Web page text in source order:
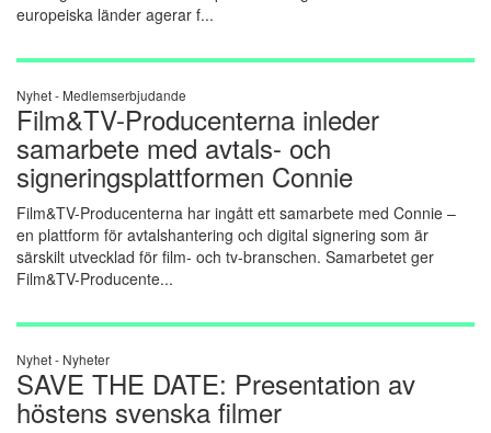
europeiska länder agerar f...
Nyhet - Medlemserbjudande
Film&TV-Producenterna inleder
samarbete med avtals- och
signeringsplattformen Connie
Film&TV-Producenterna har ingått ett samarbete med Connie –
en plattform för avtalshantering och digital signering som är
särskilt utvecklad för film- och tv-branschen. Samarbetet ger
Film&TV-Producente...
Nyhet - Nyheter
SAVE THE DATE: Presentation av
höstens svenska filmer